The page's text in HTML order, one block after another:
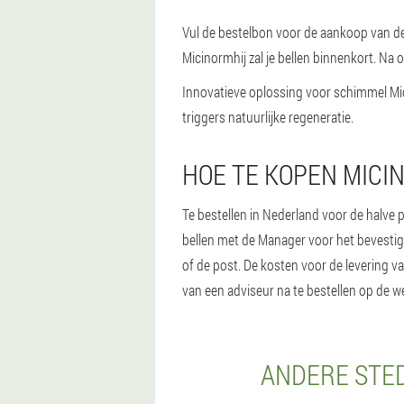
Vul de bestelbon voor de aankoop van
Micinormhij zal je bellen binnenkort. Na
Innovatieve oplossing voor schimmel
triggers natuurlijke regeneratie.
HOE TE KOPEN
Te bestellen in Nederland voor de
bellen met de Manager voor het
of de post. De kosten voor de levering
van een adviseur na te bestellen op de
ANDERE